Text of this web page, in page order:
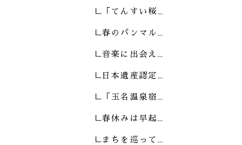
「てんすい桜…
春のパンマル…
音楽に出会え…
日本遺産認定…
「玉名温泉宿…
春休みは早起…
まちを巡って…